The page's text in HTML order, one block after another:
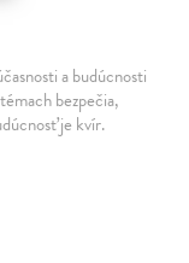
a budúcnosti
bezpečia,
je kvír.